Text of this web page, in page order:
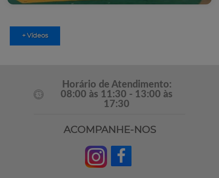
+ Vídeos
Horário de Atendimento:
08:00 às 11:30 - 13:00 às
17:30
ACOMPANHE-NOS